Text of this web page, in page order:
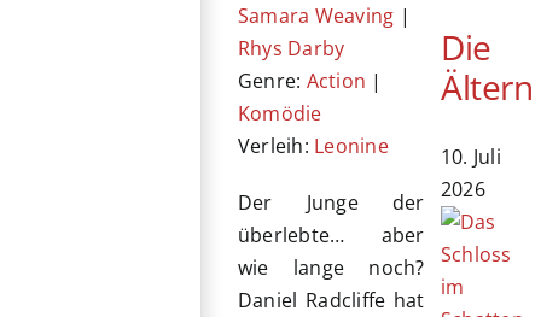
Samara Weaving |
Rhys Darby
Genre: Action |
Komödie
Verleih: Leonine
Der Junge der
überlebte… aber
wie lange noch?
Daniel Radcliffe hat
Die
Ältern
10. Juli
2026